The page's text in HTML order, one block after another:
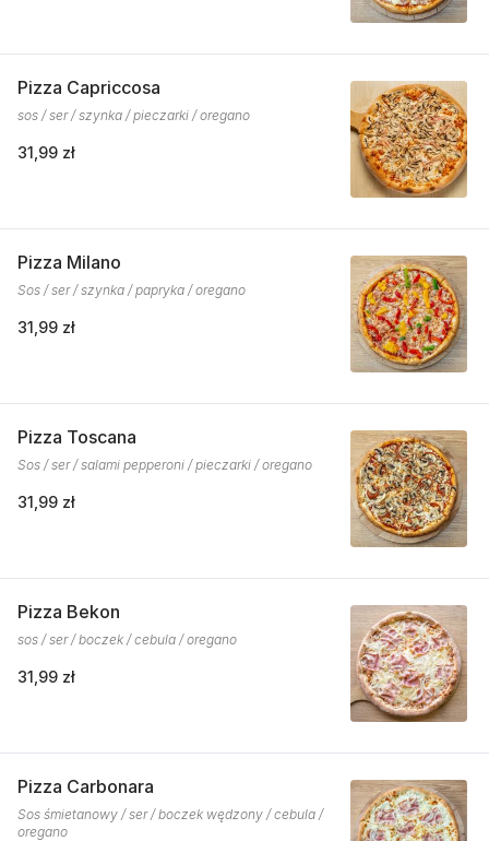
Pizza Capriccosa
sos / ser / szynka / pieczarki / oregano
31,99 zł
Pizza Milano
Sos / ser / szynka / papryka / oregano
31,99 zł
Pizza Toscana
Sos / ser / salami pepperoni / pieczarki / oregano
31,99 zł
Pizza Bekon
sos / ser / boczek / cebula / oregano
31,99 zł
Pizza Carbonara
Sos śmietanowy / ser / boczek wędzony / cebula /
oregano